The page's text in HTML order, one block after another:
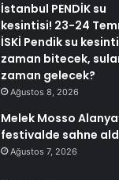
İstanbul PENDİK su
kesintisi! 23-24
İSKİ Pendik su
zaman bitecek,
zaman gelecek?
Ağustos 8, 2026
Melek Mosso
festivalde sahne
Ağustos 7, 2026